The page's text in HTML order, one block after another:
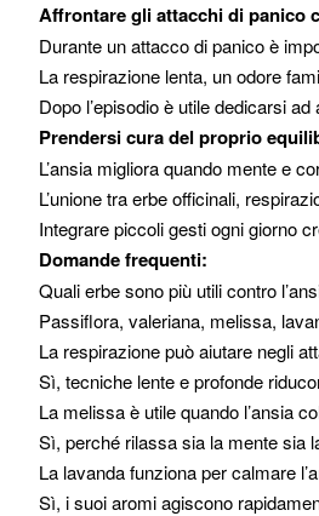
Affrontare gli attacchi di panico
Durante un attacco di panico è
La respirazione lenta, un odore
Dopo l’episodio è utile dedicarsi
Prendersi cura del proprio
L’ansia migliora quando mente e
L’unione tra erbe officinali,
Integrare piccoli gesti ogni giorno
Domande frequenti:
Quali erbe sono più utili contro
Passiflora, valeriana, melissa,
La respirazione può aiutare negli
Sì, tecniche lente e profonde
La melissa è utile quando l’ansia
Sì, perché rilassa sia la mente sia
La lavanda funziona per calmare
Sì, i suoi aromi agiscono